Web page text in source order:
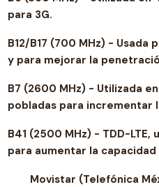
para 3G.
B12/B17 (700 MHz) - Usada
y para mejorar la
B7 (2600 MHz) - Utilizada
pobladas para incrementar
B41 (2500 MHz) - TDD-
para aumentar la
Movistar (Telefónica